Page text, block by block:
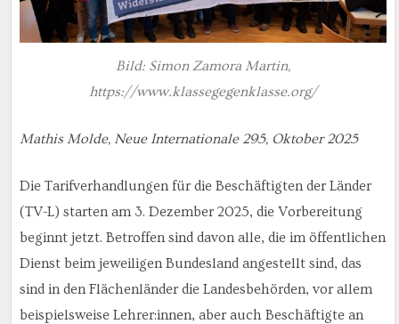
Bild: Simon Zamora Martin,
https://www.klassegegenklasse.org/
Mathis Molde, Neue Internationale 295, Oktober 2025
Die Tarifverhandlungen für die Beschäftigten der Länder
(TV-L) starten am 3. Dezember 2025, die Vorbereitung
beginnt jetzt. Betroffen sind davon alle, die im öffentlichen
Dienst beim jeweiligen Bundesland angestellt sind, das
sind in den Flächenländer die Landesbehörden, vor allem
beispielsweise Lehrer:innen, aber auch Beschäftigte an